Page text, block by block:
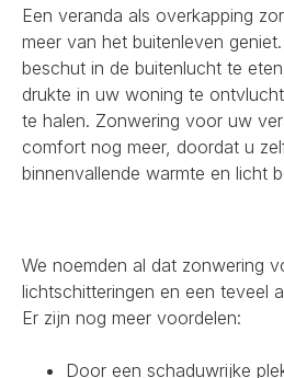
Een veranda als overkapping
meer van het buitenleven
beschut in de buitenlucht te
drukte in uw woning te
te halen. Zonwering voor uw
comfort nog meer, doordat u
binnenvallende warmte en licht
We noemden al dat zonwering
lichtschitteringen en een teveel
Er zijn nog meer voordelen:
Door een schaduwrijke